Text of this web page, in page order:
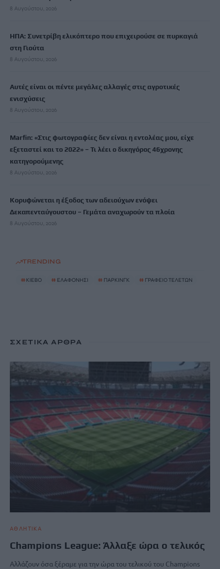
8 Αυγούστου, 2026
ΗΠΑ: Συνετρίβη ελικόπτερο που επιχειρούσε σε πυρκαγιά
στη Γιούτα
8 Αυγούστου, 2026
Αυτές είναι οι πέντε μεγάλες αλλαγές στις αγροτικές
ενισχύσεις
8 Αυγούστου, 2026
Marfin: «Στις φωτογραφίες δεν είναι η εντολέας μου, είχε
εξεταστεί και το 2022» – Τι λέει ο δικηγόρος 46χρονης
κατηγορούμενης
8 Αυγούστου, 2026
Κορυφώνεται η έξοδος των αδειούχων ενόψει
Δεκαπενταύγουστου – Γεμάτα αναχωρούν τα πλοία
8 Αυγούστου, 2026
TRENDING
# ΚΙΕΒΟ # ΕΛΑΦΟΝΗΣΙ # ΠΑΡΚΙΝΓΚ # ΓΡΑΦΕΙΟ ΤΕΛΕΤΩΝ
ΣΧΕΤΙΚΆ ΆΡΘΡΑ
ΑΘΛΗΤΙΚΑ
Champions League: Άλλαξε ώρα ο τελικός
Αλλάζουν όσα ξέραμε για την ώρα του τελικού του Champions